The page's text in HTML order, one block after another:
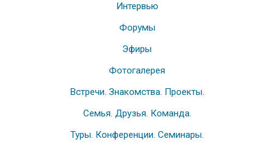
Интервью
Форумы
Эфиры
Фотогалерея
Встречи. Знакомства. Проекты.
Семья. Друзья. Команда.
Туры. Конференции. Семинары.